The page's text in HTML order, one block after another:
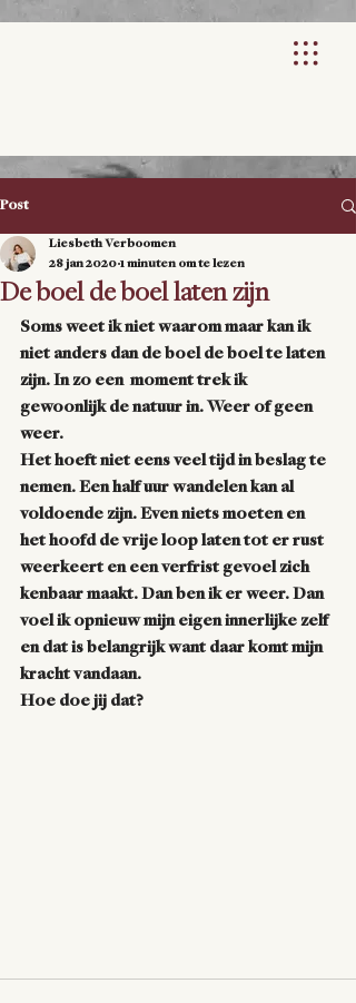
Post
De boel de boel laten zijn
Liesbeth Verboomen
28 jan 2020 1 minuten om te lezen
Soms weet ik niet waarom maar kan ik
niet anders dan de boel de boel te laten
zijn. In zo een  moment trek ik
gewoonlijk de natuur in. Weer of geen
weer.
Het hoeft niet eens veel tijd in beslag te
nemen. Een half uur wandelen kan al
voldoende zijn. Even niets moeten en
het hoofd de vrije loop laten tot er rust
weerkeert en een verfrist gevoel zich
kenbaar maakt. Dan ben ik er weer. Dan
voel ik opnieuw mijn eigen innerlijke zelf
en dat is belangrijk want daar komt mijn
kracht vandaan.
Hoe doe jij dat?